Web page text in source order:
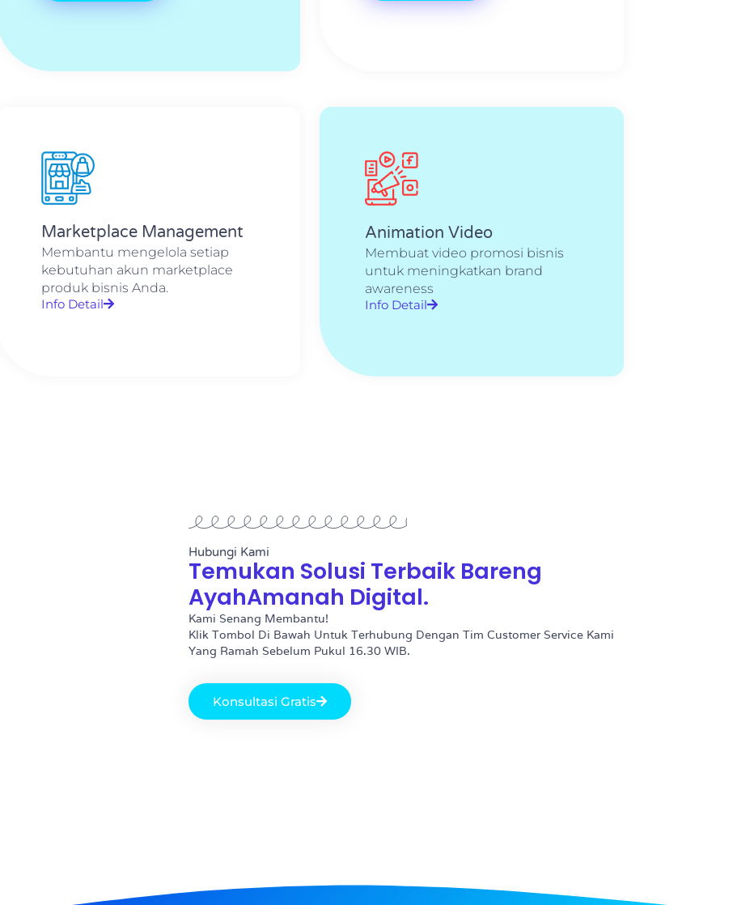
Marketplace Management
Membantu mengelola setiap
kebutuhan akun marketplace
produk bisnis Anda.
Info Detail
Animation Video
Membuat video promosi bisnis
untuk meningkatkan brand
awareness
Info Detail
Hubungi Kami
Temukan Solusi Terbaik Bareng
AyahAmanah Digital.
Kami Senang Membantu!
Klik Tombol Di Bawah Untuk Terhubung Dengan Tim Customer Service Kami
Yang Ramah Sebelum Pukul 16.30 WIB.
Konsultasi Gratis